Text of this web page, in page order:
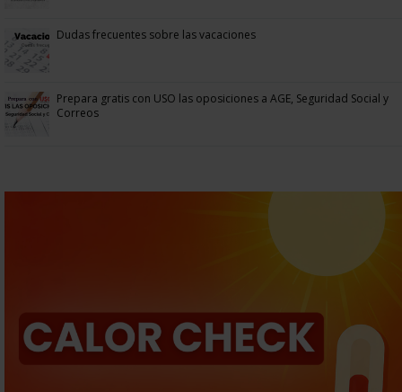
Dudas frecuentes sobre las vacaciones
Prepara gratis con USO las oposiciones a AGE, Seguridad Social y
Correos